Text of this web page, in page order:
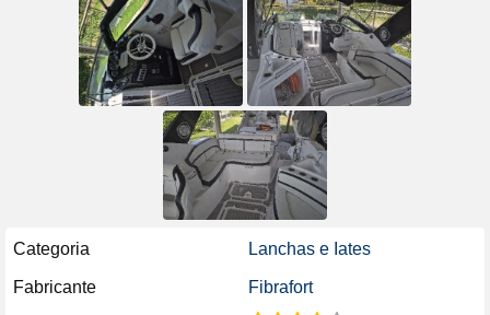
Categoria Lanchas e Iates
Fabricante Fibrafort